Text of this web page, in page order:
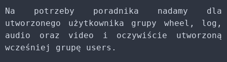
Na potrzeby poradnika nadamy dla
utworzonego użytkownika grupy wheel, log,
audio oraz video i oczywiście utworzoną
wcześniej grupę users.